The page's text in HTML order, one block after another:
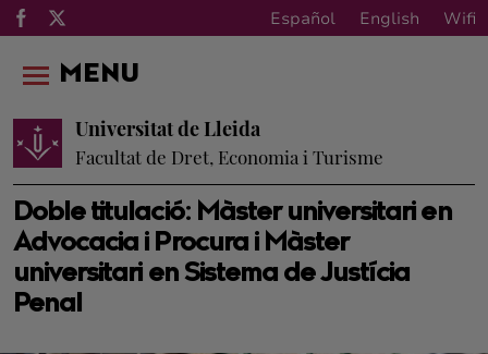
Español English Wifi
Doble titulació: Màster universitari en
Advocacia i Procura i Màster
universitari en Sistema de Justícia
Penal
Universitat de Lleida
Facultat de Dret, Economia i Turisme
MENU